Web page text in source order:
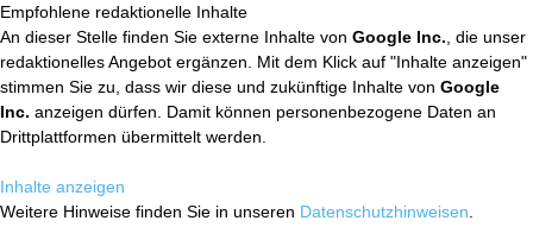
Empfohlene redaktionelle Inhalte
An dieser Stelle finden Sie externe Inhalte von Google Inc. , die unser
redaktionelles Angebot ergänzen. Mit dem Klick auf "Inhalte anzeigen"
stimmen Sie zu, dass wir diese und zukünftige Inhalte von Google
Inc. anzeigen dürfen. Damit können personenbezogene Daten an
Drittplattformen übermittelt werden.
Inhalte anzeigen
Weitere Hinweise finden Sie in unseren Datenschutzhinweisen